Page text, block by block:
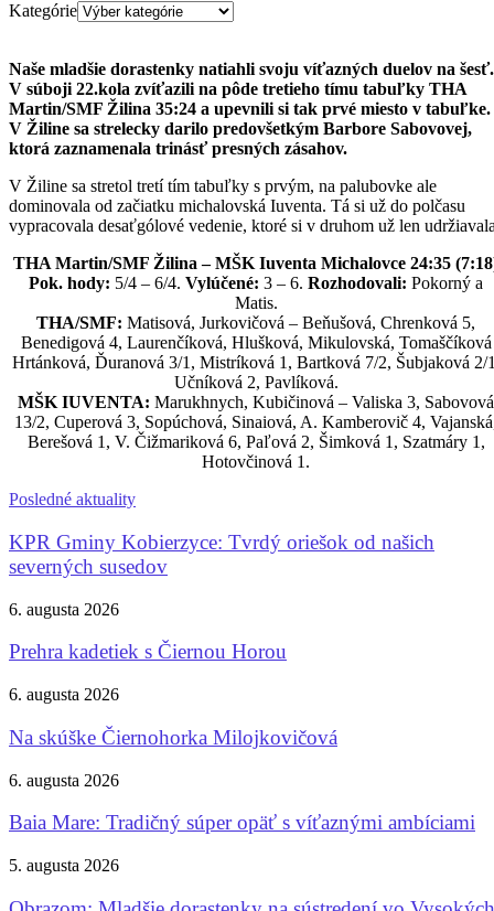
Kategórie
Naše mladšie dorastenky natiahli svoju víťazných duelov na šesť.
V súboji 22.kola zvíťazili na pôde tretieho tímu tabuľky THA
Martin/SMF Žilina 35:24 a upevnili si tak prvé miesto v tabuľke.
V Žiline sa strelecky darilo predovšetkým Barbore Sabovovej,
ktorá zaznamenala trinásť presných zásahov.
V Žiline sa stretol tretí tím tabuľky s prvým, na palubovke ale
dominovala od začiatku michalovská Iuventa. Tá si už do polčasu
vypracovala desaťgólové vedenie, ktoré si v druhom už len
THA Martin/SMF Žilina – MŠK Iuventa Michalovce 24:35
Pok. hody: 5/4 – 6/4. Vylúčené: 3 – 6. Rozhodovali: Pokorný a
Matis.
THA/SMF: Matisová, Jurkovičová – Beňušová, Chrenková 5,
Benedigová 4, Laurenčíková, Hlušková, Mikulovská, Tomaščíková
Hrtánková, Ďuranová 3/1, Mistríková 1, Bartková 7/2, Šubjaková 2/
Učníková 2, Pavlíková.
MŠK IUVENTA: Marukhnych, Kubičinová – Valiska 3, Sabovová
13/2, Cuperová 3, Sopúchová, Sinaiová, A. Kamberovič 4,
Berešová 1, V. Čižmariková 6, Paľová 2, Šimková 1, Szatmáry 1,
Hotovčinová 1.
Posledné aktuality
KPR Gminy Kobierzyce: Tvrdý oriešok od našich
severných susedov
6. augusta 2026
Prehra kadetiek s Čiernou Horou
6. augusta 2026
Na skúške Čiernohorka Milojkovičová
6. augusta 2026
Baia Mare: Tradičný súper opäť s víťaznými ambíciami
5. augusta 2026